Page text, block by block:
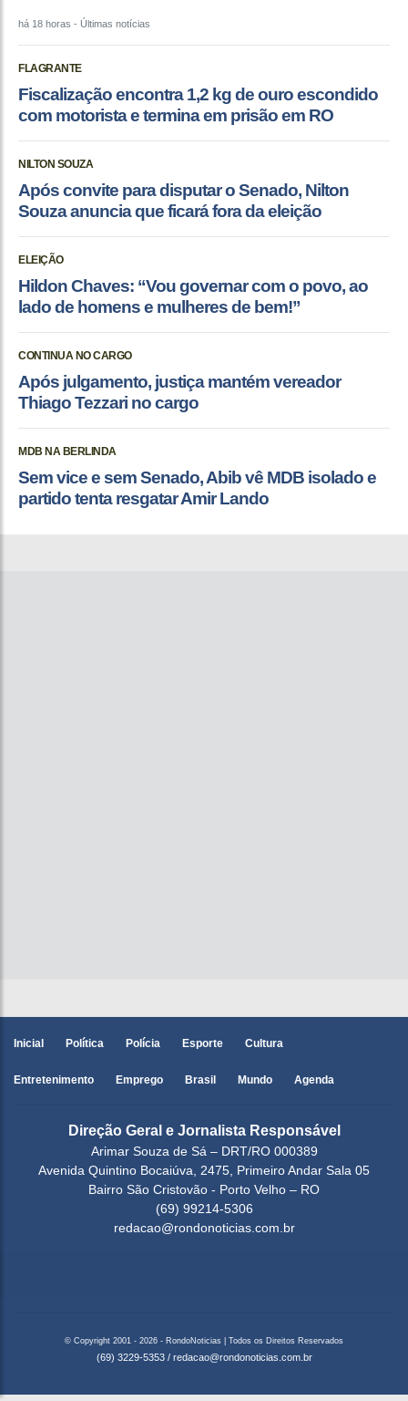
há 18 horas - Últimas notícias
FLAGRANTE
Fiscalização encontra 1,2 kg de ouro escondido
com motorista e termina em prisão em RO
NILTON SOUZA
Após convite para disputar o Senado, Nilton
Souza anuncia que ficará fora da eleição
ELEIÇÃO
Hildon Chaves: “Vou governar com o povo, ao
lado de homens e mulheres de bem!”
CONTINUA NO CARGO
Após julgamento, justiça mantém vereador
Thiago Tezzari no cargo
MDB NA BERLINDA
Sem vice e sem Senado, Abib vê MDB isolado e
partido tenta resgatar Amir Lando
Inicial Política Polícia Esporte Cultura
Entretenimento Emprego Brasil Mundo Agenda
Direção Geral e Jornalista Responsável
Arimar Souza de Sá – DRT/RO 000389
Avenida Quintino Bocaiúva, 2475, Primeiro Andar Sala 05
Bairro São Cristovão - Porto Velho – RO
(69) 99214-5306
redacao@rondonoticias.com.br
© Copyright 2001 - 2026 - RondoNoticias | Todos os Direitos Reservados
(69) 3229-5353 / redacao@rondonoticias.com.br